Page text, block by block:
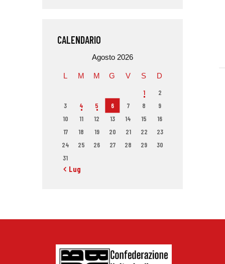
CALENDARIO
Agosto 2026
L M M G V S D
1
2
3
4 5 6 7 8
9
10
11 12 13 14 15
16
17
18 19 20 21 22
23
24
25 26 27 28 29
30
31
« Lug